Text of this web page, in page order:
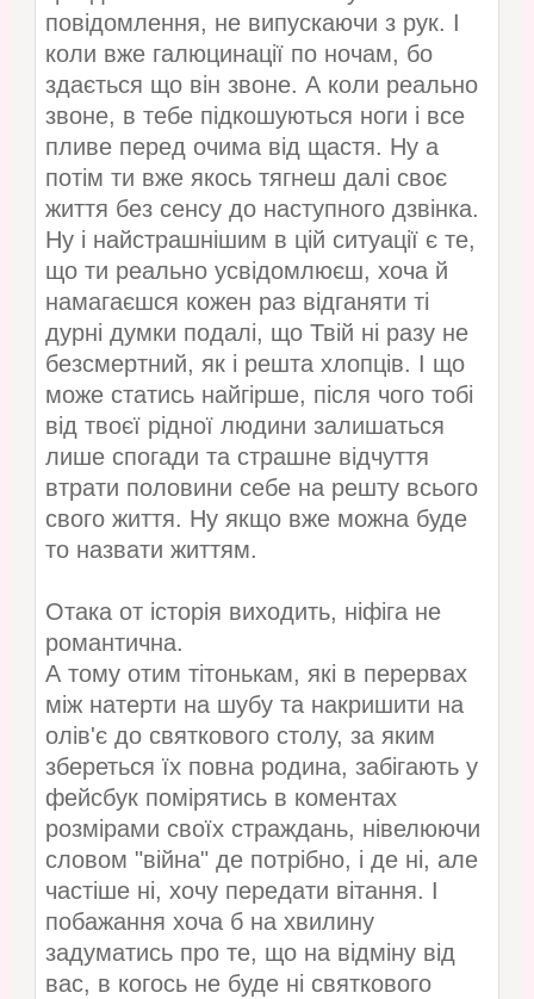
повідомлення, не випускаючи з рук. І
коли вже галюцинації по ночам, бо
здається що він звоне. А коли реально
звоне, в тебе підкошуються ноги і все
пливе перед очима від щастя. Ну а
потім ти вже якось тягнеш далі своє
життя без сенсу до наступного дзвінка.
Ну і найстрашнішим в цій ситуації є те,
що ти реально усвідомлюєш, хоча й
намагаєшся кожен раз відганяти ті
дурні думки подалі, що Твій ні разу не
безсмертний, як і решта хлопців. І що
може статись найгірше, після чого тобі
від твоєї рідної людини залишаться
лише спогади та страшне відчуття
втрати половини себе на решту всього
свого життя. Ну якщо вже можна буде
то назвати життям.
Отака от історія виходить, ніфіга не
романтична.
А тому отим тітонькам, які в перервах
між натерти на шубу та накришити на
олів'є до святкового столу, за яким
збереться їх повна родина, забігають у
фейсбук помірятись в коментах
розмірами своїх страждань, нівелюючи
словом "війна" де потрібно, і де ні, але
частіше ні, хочу передати вітання. І
побажання хоча б на хвилину
задуматись про те, що на відміну від
вас, в когось не буде ні святкового